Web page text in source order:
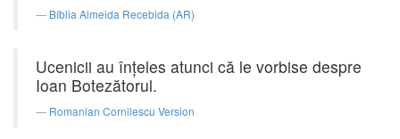
Bíblia Almeida Recebida (AR)
Ucenicii au înţeles atunci că le vorbise despre
Ioan Botezătorul.
Romanian Cornilescu Version